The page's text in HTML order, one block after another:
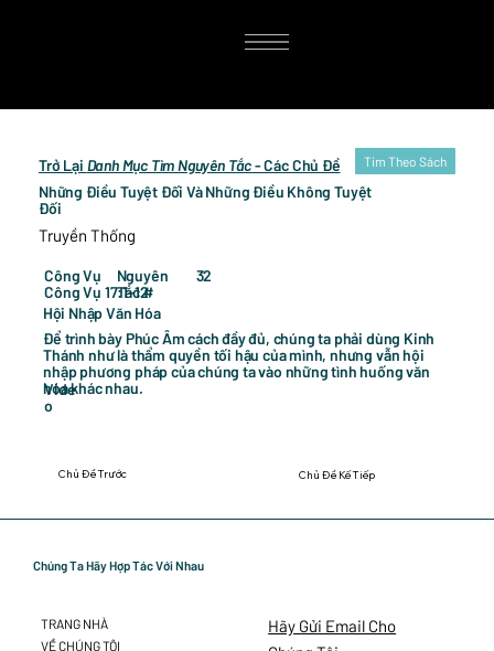
Chủ Đề Trước Chủ Đề Kế Tiếp
Tim Theo Sách
Trở Lại Danh Mục Tìm Nguyên Tắc- Các Chủ Đề
Những Điều Tuyệt Đối Và Những Điều Không Tuyệt
Đối
Truyền Thống
Công Vụ
Hội Nhập Văn Hóa
Công Vụ 17:1-12
Nguyên
Tắc #
32
Để trình bày Phúc Âm cách đầy đủ, chúng ta phải dùng Kinh
Thánh như là thẩm quyền tối hậu của mình, nhưng vẫn hội
nhập phương pháp của chúng ta vào những tình huống văn
hóa khác nhau.
Vide
o
Chúng Ta Hãy Hợp Tác Với Nhau
Hãy Gửi Email Cho
TRANG NHÀ
VỀ CHÚNG TÔI